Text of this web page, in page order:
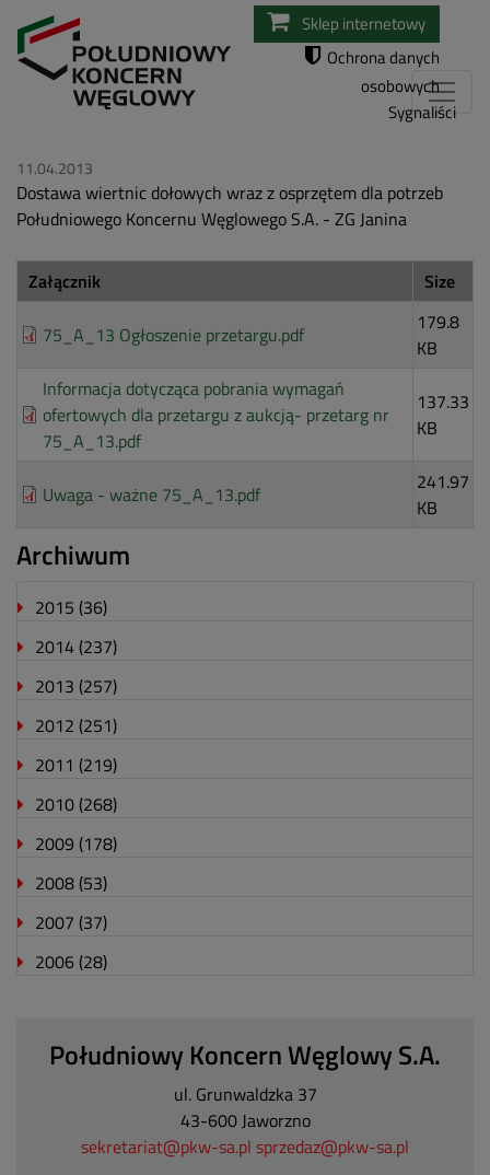
Przejdź
do
Sklep internetowy
Ochrona danych
osobowych
Sygnaliści
11.04.2013
Dostawa wiertnic dołowych wraz z osprzętem dla potrzeb
Południowego Koncernu Węglowego S.A. - ZG Janina
Załącznik Size
75_A_13 Ogłoszenie przetargu.pdf
179.8
KB
Informacja dotycząca pobrania wymagań
ofertowych dla przetargu z aukcją- przetarg nr
75_A_13.pdf
137.33
KB
Uwaga - ważne 75_A_13.pdf
241.97
KB
Archiwum
2015 (36)
2014 (237)
2013 (257)
2012 (251)
2011 (219)
2010 (268)
2009 (178)
2008 (53)
2007 (37)
2006 (28)
Południowy Koncern Węglowy S.A.
ul. Grunwaldzka 37
43-600 Jaworzno
sekretariat@pkw-sa.pl sprzedaz@pkw-sa.pl